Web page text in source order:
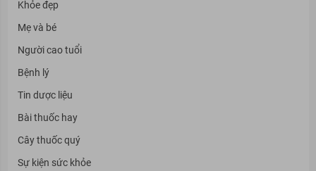
Khỏe đẹp
Mẹ và bé
Người cao tuổi
Bệnh lý
Tin dược liệu
Bài thuốc hay
Cây thuốc quý
Sự kiện sức khỏe